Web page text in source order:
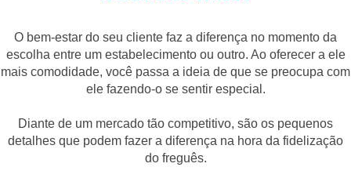
O bem-estar do seu cliente faz a diferença no momento da
escolha entre um estabelecimento ou outro. Ao oferecer a ele
mais comodidade, você passa a ideia de que se preocupa com
ele fazendo-o se sentir especial.
Diante de um mercado tão competitivo, são os pequenos
detalhes que podem fazer a diferença na hora da fidelização
do freguês.